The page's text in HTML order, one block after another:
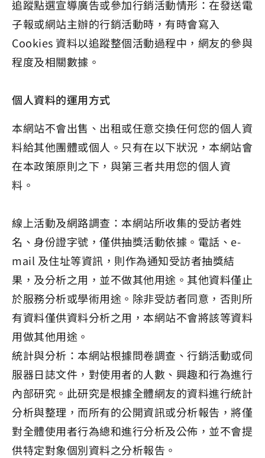
追蹤點選宣導廣告或參加行銷活動情形：在發送電
子報或網站主辦的行銷活動時，有時會寫入
Cookies 資料以追蹤整個活動過程中，網友的參與
程度及相關數據。
個人資料的運用方式
本網站不會出售、出租或任意交換任何您的個人資
料給其他團體或個人。只有在以下狀況，本網站會
在本政策原則之下，與第三者共用您的個人資
料。
線上活動及網路調查：本網站所收集的受訪者姓
名、身份證字號，僅供抽獎活動依據。電話、e-
mail 及住址等資訊，則作為通知受訪者抽獎結
果，及分析之用，並不做其他用途。其他資料僅止
於服務分析或學術用途。除非受訪者同意，否則所
有資料僅供資料分析之用，本網站不會將該等資料
用做其他用途。
統計與分析：本網站根據問卷調查、行銷活動或伺
服器日誌文件，對使用者的人數、興趣和行為進行
內部研究。此研究是根據全體網友的資料進行統計
分析與整理，而所有的公開資訊或分析報告，將僅
對全體使用者行為總和進行分析及公佈，並不會提
供特定對象個別資料之分析報告。